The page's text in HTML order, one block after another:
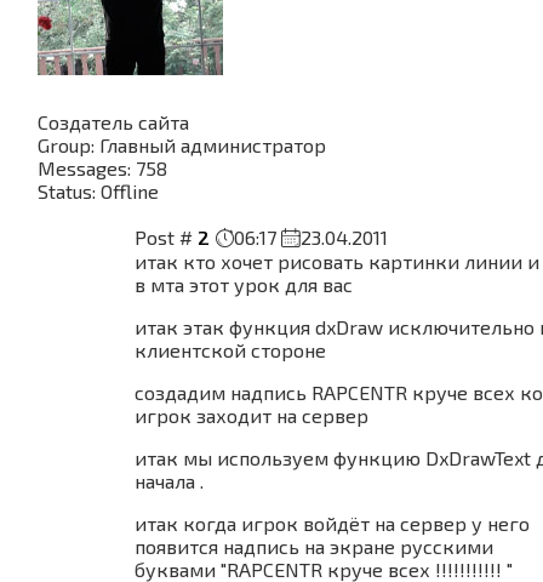
function remotePlayerJoin()
addEventHandler("onClientRender",rootElement,
createText) -- запускаем функцию createText
через евент
addEventHandler("onClientPlayerJoin",
getLocalPlayer(), remotePlayerJoin) -- эвент
игрок вошёл на сервер
Создатель сайта
Group: Главный администратор
Messages: 758
Status: Offline
Post # 2 06:17
23.04.2011
итак кто хочет рисовать картинки линии и
в мта этот урок для вас
итак этак функция dxDraw исключительно
клиентской стороне
создадим надпись RAPCENTR круче всех
игрок заходит на сервер
итак мы используем функцию DxDrawText
начала .
итак когда игрок войдёт на сервер у него
появится надпись на экране русскими
буквами "RAPCENTR круче всех !!!!!!!!!!! "